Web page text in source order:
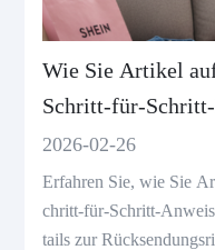
Wie Sie Artikel
Schritt-für-Schritt-
2026-02-26
Erfahren Sie, wie Sie
chritt-für-Schritt-
tails zur